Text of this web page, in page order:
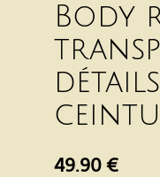
Body
49.90 €